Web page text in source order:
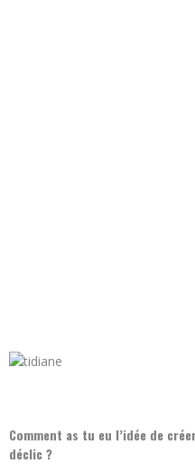
Comment as tu eu l’idée de
déclic ?